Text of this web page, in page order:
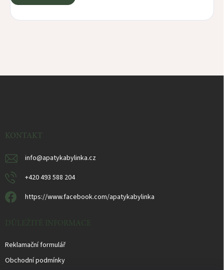
KONTAKT
info@apatykabylinka.cz
+420 493 588 204
https://www.facebook.com/apatykabylinka
DŮLEŽITÉ INFORMACE
Reklamační formulář
Obchodní podmínky